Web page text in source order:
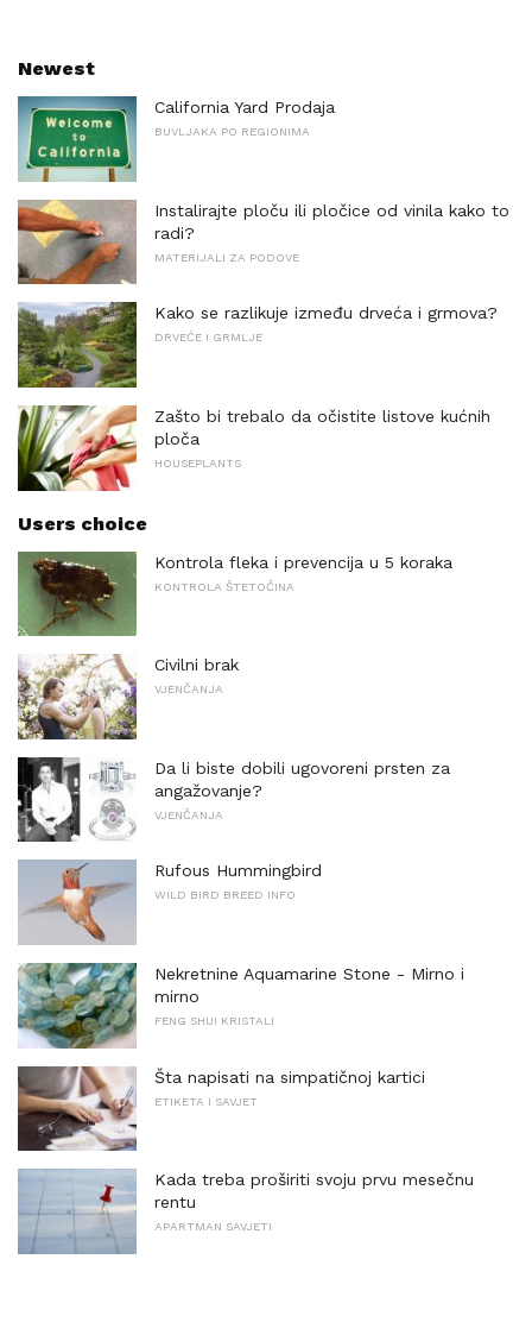
Newest
California Yard Prodaja
BUVLJAKA PO REGIONIMA
Instalirajte ploču ili pločice od vinila kako to
radi?
MATERIJALI ZA PODOVE
Kako se razlikuje između drveća i grmova?
DRVEĆE I GRMLJE
Zašto bi trebalo da očistite listove kućnih
ploča
HOUSEPLANTS
Users choice
Kontrola fleka i prevencija u 5 koraka
KONTROLA ŠTETOČINA
Civilni brak
VJENČANJA
Da li biste dobili ugovoreni prsten za
angažovanje?
VJENČANJA
Rufous Hummingbird
WILD BIRD BREED INFO
Nekretnine Aquamarine Stone - Mirno i
mirno
FENG SHUI KRISTALI
Šta napisati na simpatičnoj kartici
ETIKETA I SAVJET
Kada treba proširiti svoju prvu mesečnu
rentu
APARTMAN SAVJETI